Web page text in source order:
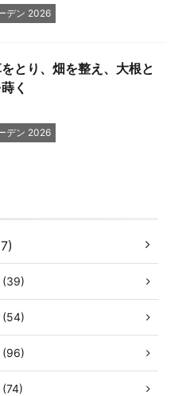
デン 2026
とり、畑を整え、大根と
く
デン 2026
(39)
(54)
(96)